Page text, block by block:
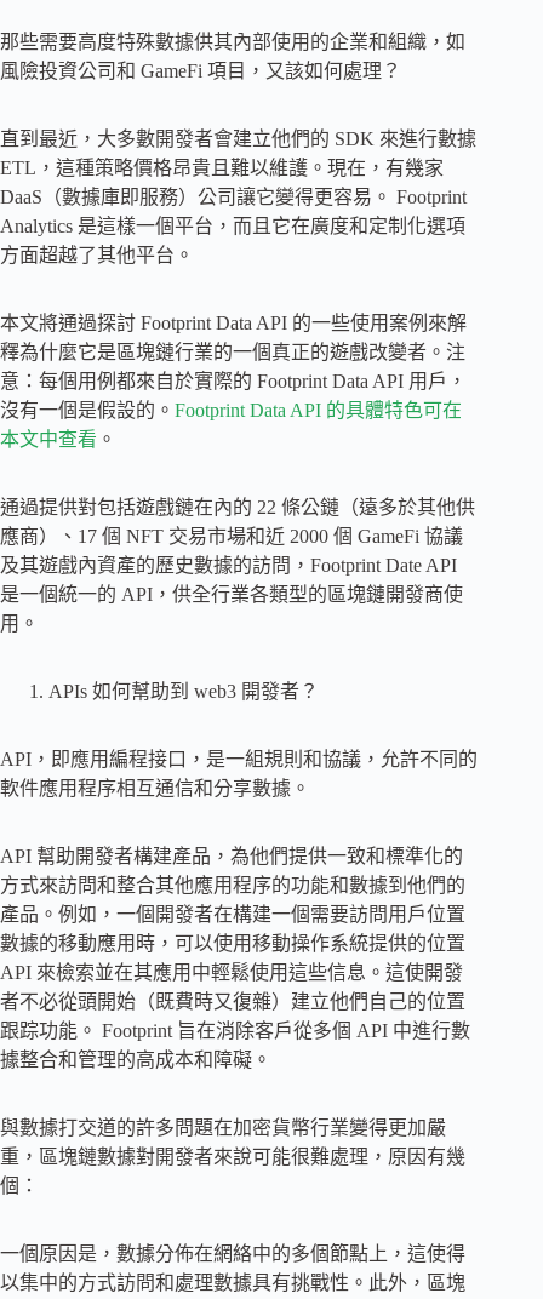
那些需要高度特殊數據供其內部使用的企業和組織，如
風險投資公司和 GameFi 項目，又該如何處理？
直到最近，大多數開發者會建立他們的 SDK 來進行數據
ETL，這種策略價格昂貴且難以維護。現在，有幾家
DaaS（數據庫即服務）公司讓它變得更容易。 Footprint
Analytics 是這樣一個平台，而且它在廣度和定制化選項
方面超越了其他平台。
本文將通過探討 Footprint Data API 的一些使用案例來解
釋為什麼它是區塊鏈行業的一個真正的遊戲改變者。注
意：每個用例都來自於實際的 Footprint Data API 用戶，
沒有一個是假設的。 Footprint Data API 的具體特色可在
本文中查看 。
通過提供對包括遊戲鏈在內的 22 條公鏈（遠多於其他供
應商）、17 個 NFT 交易市場和近 2000 個 GameFi 協議
及其遊戲內資產的歷史數據的訪問，Footprint Date API
是一個統一的 API，供全行業各類型的區塊鏈開發商使
用。
APIs 如何幫助到 web3 開發者？
API，即應用編程接口，是一組規則和協議，允許不同的
軟件應用程序相互通信和分享數據。
API 幫助開發者構建產品，為他們提供一致和標準化的
方式來訪問和整合其他應用程序的功能和數據到他們的
產品。例如，一個開發者在構建一個需要訪問用戶位置
數據的移動應用時，可以使用移動操作系統提供的位置
API 來檢索並在其應用中輕鬆使用這些信息。這使開發
者不必從頭開始（既費時又復雜）建立他們自己的位置
跟踪功能。 Footprint 旨在消除客戶從多個 API 中進行數
據整合和管理的高成本和障礙。
與數據打交道的許多問題在加密貨幣行業變得更加嚴
重，區塊鏈數據對開發者來說可能很難處理，原因有幾
個：
一個原因是，數據分佈在網絡中的多個節點上，這使得
以集中的方式訪問和處理數據具有挑戰性。此外，區塊